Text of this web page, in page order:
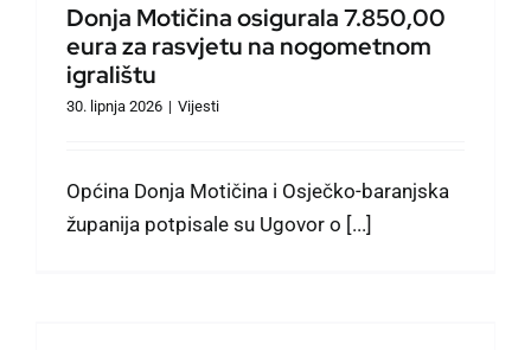
Donja Motičina osigurala 7.850,00
eura za rasvjetu na nogometnom
igralištu
30. lipnja 2026 | Vijesti
Općina Donja Motičina i Osječko-baranjska
županija potpisale su Ugovor o [...]